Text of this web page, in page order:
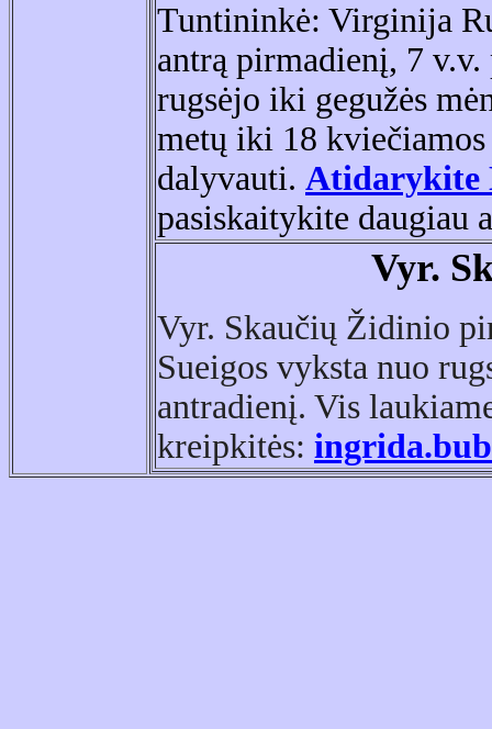
Tuntininkė: Virginija
antrą pirmadienį, 7 v.v.
rugsėjo iki gegužės
metų iki 18 kvie
dalyvauti. Atidarykite
pasiskaitykite daugiau
Vyr.
Vyr. Skaučių Židinio
Sueigos vyksta nuo
antradienį. Vis
kreipkitės: